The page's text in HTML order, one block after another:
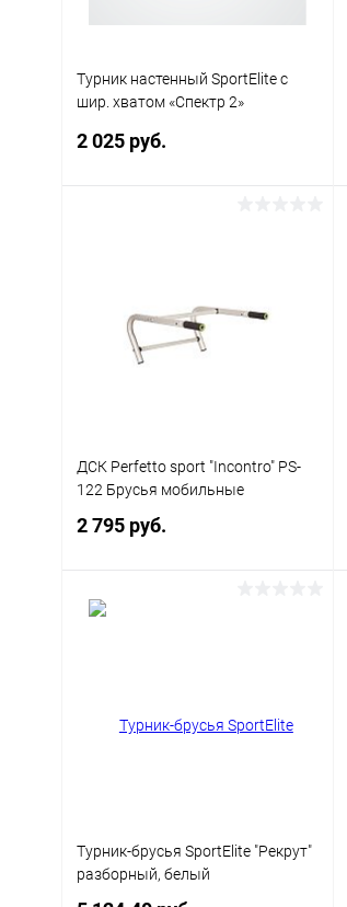
Турник настенный SportElite с
шир. хватом «Спектр 2»
2 025 руб.
В избранное Недоступно
ДСК Perfetto sport "Incontro" PS-
122 Брусья мобильные
2 795 руб.
Турник-брусья SportElite "Рекрут"
разборный, белый